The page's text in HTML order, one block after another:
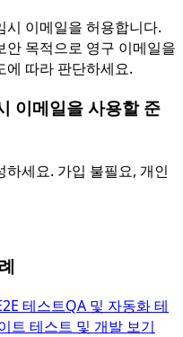
이메일을 허용합니다.
안 목적으로 영구 이메일을
에 따라 판단하세요.
이메일을 사용할 준
세요. 가입 불필요, 개인
테스트QA 및 자동화 테
트 테스트 및 개발 보기